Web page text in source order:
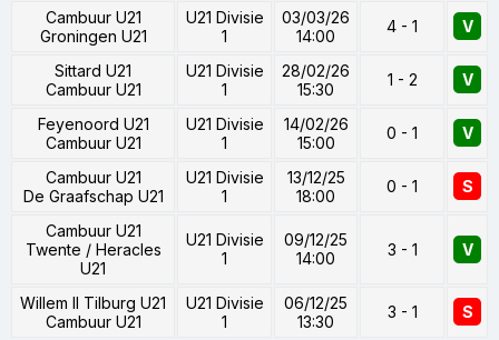
Cambuur U21
Groningen U21
U21 Divisie
1
03/03/26
14:00
4 - 1 V
Sittard U21
Cambuur U21
U21 Divisie
1
28/02/26
15:30
1 - 2 V
Feyenoord U21
Cambuur U21
U21 Divisie
1
14/02/26
15:00
0 - 1 V
Cambuur U21
De Graafschap U21
U21 Divisie
1
13/12/25
18:00
0 - 1 S
Cambuur U21
Twente / Heracles
U21
U21 Divisie
1
09/12/25
14:00
3 - 1 V
Willem II Tilburg U21
Cambuur U21
U21 Divisie
1
06/12/25
13:30
3 - 1 S